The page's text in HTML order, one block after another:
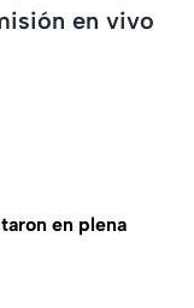
en vivo
en plena